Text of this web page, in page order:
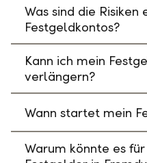
Was sind die Risiken
Festgeldkontos?
Kann ich mein
verlängern?
Wann startet mein
Warum könnte es